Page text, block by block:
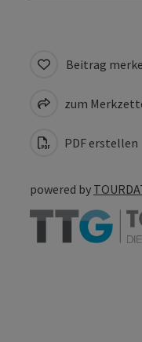
Beitrag
zum
PDF erstellen
powered by